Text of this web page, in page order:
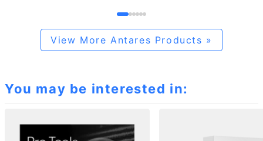
View More Antares Products »
You may be interested in: